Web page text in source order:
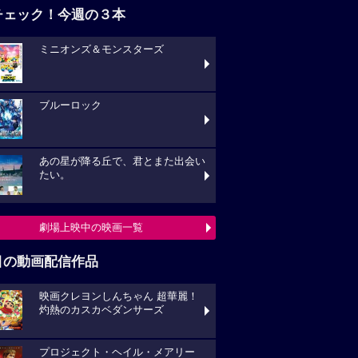
ェック！今週の３本
ミニオンズ＆モンスターズ
ブルーロック
あの星が降る丘で、君とまた出会い
たい。
劇場上映中の映画一覧
の動画配信作品
映画クレヨンしんちゃん 超華麗！
灼熱のカスカベダンサーズ
プロジェクト・ヘイル・メアリー